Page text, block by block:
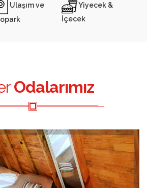
Ulaşım ve
Yiyecek &
İçecek
Odalarımız